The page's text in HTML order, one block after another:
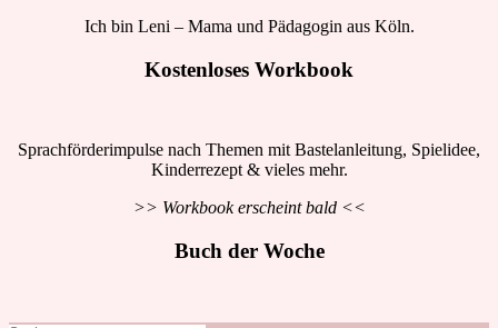
Ich bin Leni – Mama und Pädagogin aus Köln.
Kostenloses Workbook
Sprachförderimpulse nach Themen mit Bastelanleitung, Spielidee,
Kinderrezept & vieles mehr.
>> Workbook erscheint bald <<
Buch der Woche